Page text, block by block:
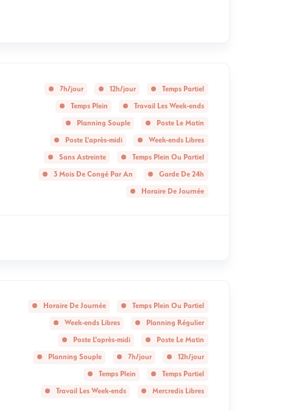
7h/jour 12h/jour
Temps Partiel
Temps Plein
Travail Les Week-ends
Planning Souple
Poste Le Matin
Poste L'après-midi
Week-ends Libres
Sans Astreinte
Temps Plein Ou Partiel
3 Mois De Congé Par An
Garde De 24h
Horaire De Journée
Horaire De Journée
Temps Plein Ou Partiel
Week-ends Libres
Planning Régulier
Poste L'après-midi
Poste Le Matin
Planning Souple
7h/jour
12h/jour
Temps Plein
Temps Partiel
Travail Les Week-ends
Mercredis Libres